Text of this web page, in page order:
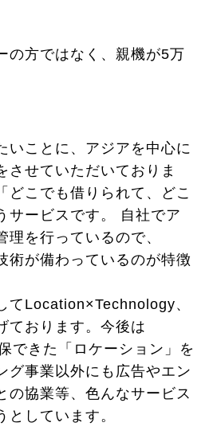
の方ではなく、親機が5万
いことに、アジアを中心に
させていただいておりま
どこでも借りられて、どこ
サービスです。 自社でア
理を行っているので、
術が備わっているのが特徴
てLocation×Technology、
ております。今後は
できた「ロケーション」を
グ事業以外にも広告やエン
の協業等、色んなサービス
としています。